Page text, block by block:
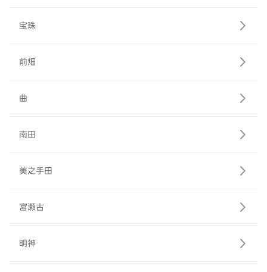
宝珠
前畑
曲
南田
美之手田
宮瀬古
明神